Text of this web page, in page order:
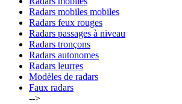
Radars mobiles mobiles
Radars feux rouges
Radars passages à niveau
Radars tronçons
Radars autonomes
Radars leurres
Modèles de radars
Faux radars
-->